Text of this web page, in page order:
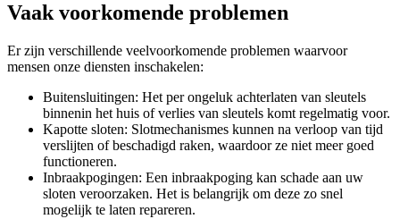
Vaak voorkomende problemen
Er zijn verschillende veelvoorkomende problemen waarvoor
mensen onze diensten inschakelen:
Buitensluitingen: Het per ongeluk achterlaten van sleutels
binnenin het huis of verlies van sleutels komt regelmatig voor.
Kapotte sloten: Slotmechanismes kunnen na verloop van tijd
verslijten of beschadigd raken, waardoor ze niet meer goed
functioneren.
Inbraakpogingen: Een inbraakpoging kan schade aan uw
sloten veroorzaken. Het is belangrijk om deze zo snel
mogelijk te laten repareren.